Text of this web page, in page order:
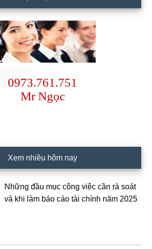
0973.761.751
Mr Ngọc
Xem nhiều hôm nay
Những đầu mục công việc cần rà soát
và khi làm báo cáo tài chính năm 2025